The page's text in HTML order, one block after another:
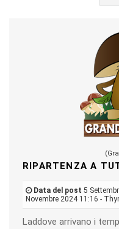
RIPARTENZA A
Data del post 5
Novembre 2024 11:16 -
Laddove arrivano i